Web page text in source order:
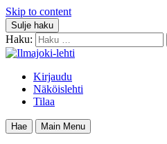
Skip to content
Sulje haku
Haku:
Kirjaudu
Näköislehti
Tilaa
Hae Main Menu